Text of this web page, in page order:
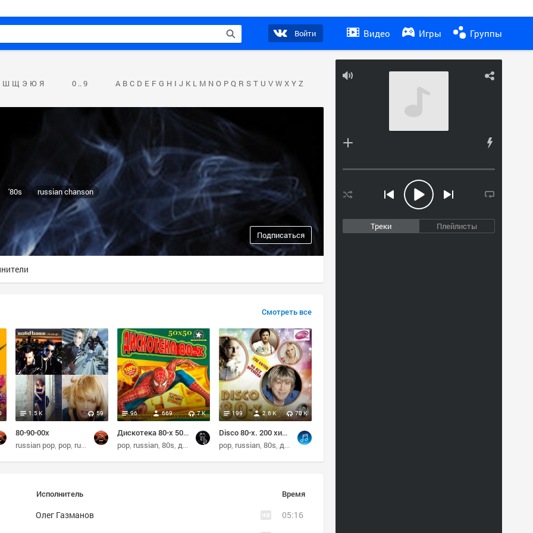
Войти Видео Игры Группы
Треки Плейлисты
Ш Щ Э Ю Я 0 .. 9 A B C D E F G H I J K L M N O P Q R S T U V W X Y Z
'80s russian chanson
Подписаться
Смотреть все
80-90-00х
1.5 K 59
russian pop pop russian dance
Дискотека 80-х 50x50
96 7 K
669
pop russian 80s диско
Disco 80-х. 200 хитов на все времена (2013) MP3
199 70 K
2.6 K
pop russian 80s диско
Исполнитель Время
Олег Газманов
05:16